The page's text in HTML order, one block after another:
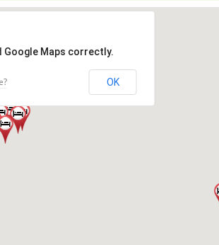
Google Maps correctly.
OK